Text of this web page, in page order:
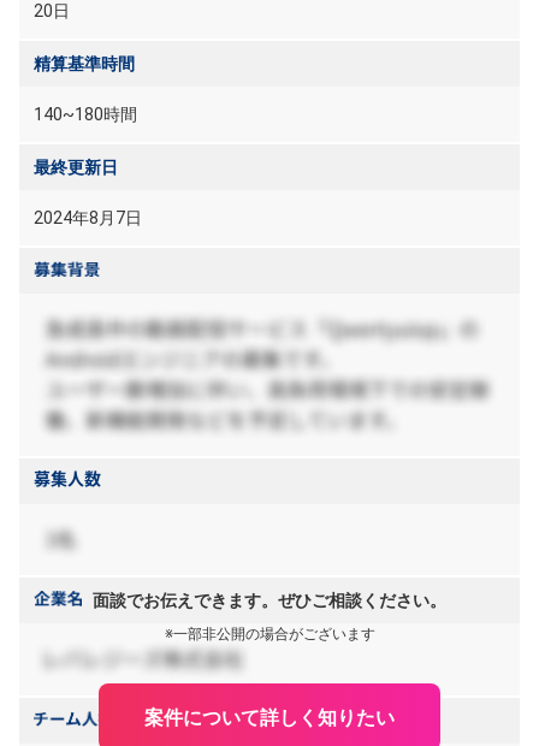
20日
精算基準時間
140~180時間
最終更新日
2024年8月7日
面談でお伝えできます。ぜひご相談ください。
※一部非公開の場合がございます
案件について詳しく知りたい